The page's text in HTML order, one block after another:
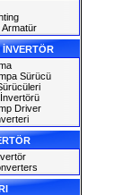
Armatür
Sürücü
Driver